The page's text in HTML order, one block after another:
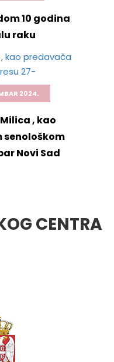
10 godina
raku
2024.
, kao
senološkom
Novi Sad
CENTRA